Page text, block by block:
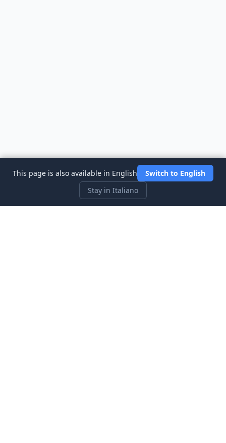
This page is also available in English
Switch to English
Stay in Italiano